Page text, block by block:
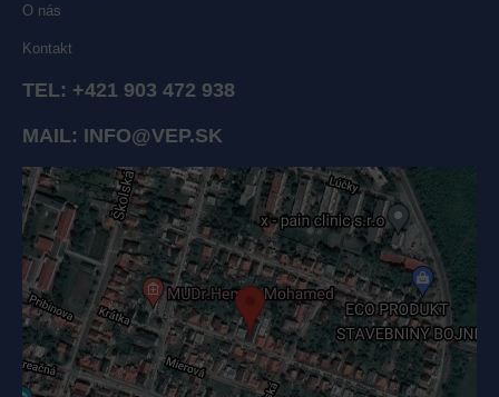
O nás
Kontakt
TEL: +421 903 472 938
MAIL: INFO@VEP.SK
Externý obsah je blokovaný Voľbami súkromia
Prajete si načítať externý obsah?
Povoliť tentokrát